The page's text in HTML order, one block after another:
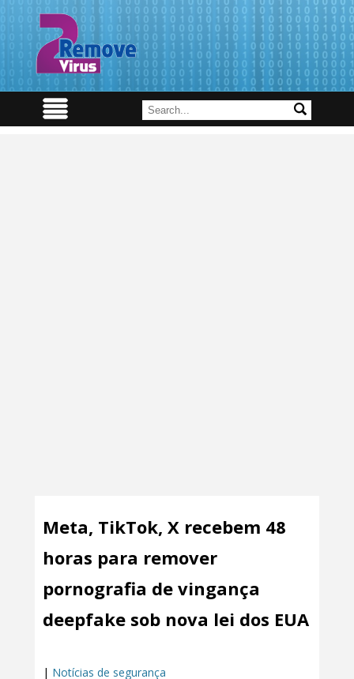
Meta, TikTok, X recebem 48
horas para remover
pornografia de vingança
deepfake sob nova lei dos EUA
| Notícias de segurança